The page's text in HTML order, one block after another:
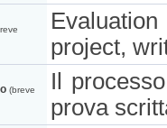
project,
(breve
Il
prova